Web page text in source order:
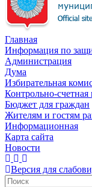
Главная
Информация по
Администрация
Дума
Избирательная
Контрольно-счетная
Бюджет для граждан
Жителям и гостям
Информационная
Карта сайта
Новости
Версия для